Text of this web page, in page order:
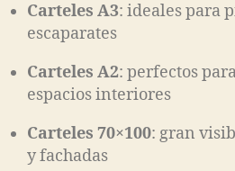
Carteles A3: ideales para
escaparates
Carteles A2: perfectos
espacios interiores
Carteles 70×100: gran
y fachadas